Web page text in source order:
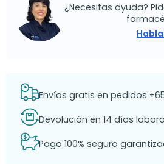
¿Necesitas ayuda?
Envíos gratis en pedidos
Devolución en 14 días
Pago 100% seguro